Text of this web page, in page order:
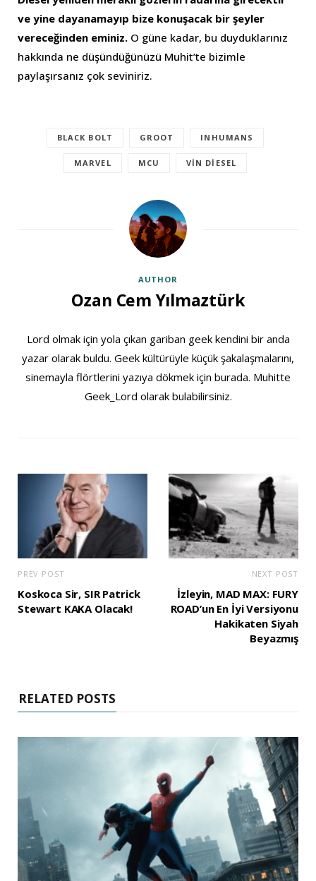
ve yine dayanamayıp bize konuşacak bir şeyler
vereceğinden eminiz. O güne kadar, bu duyduklarınız
hakkında ne düşündüğünüzü Muhit’te bizimle
paylaşırsanız çok seviniriz.
BLACK BOLT GROOT INHUMANS
MARVEL MCU VIN DIESEL
AUTHOR
Ozan Cem Yılmaztürk
Lord olmak için yola çıkan gariban geek kendini bir anda
yazar olarak buldu. Geek kültürüyle küçük şakalaşmalarını,
sinemayla flörtlerini yazıya dökmek için burada. Muhitte
Geek_Lord olarak bulabilirsiniz.
PREV POST
Koskoca Sir, SIR Patrick
Stewart KAKA Olacak!
NEXT POST
İzleyin, MAD MAX: FURY
ROAD’un En İyi Versiyonu
Hakikaten Siyah
Beyazmış
RELATED POSTS